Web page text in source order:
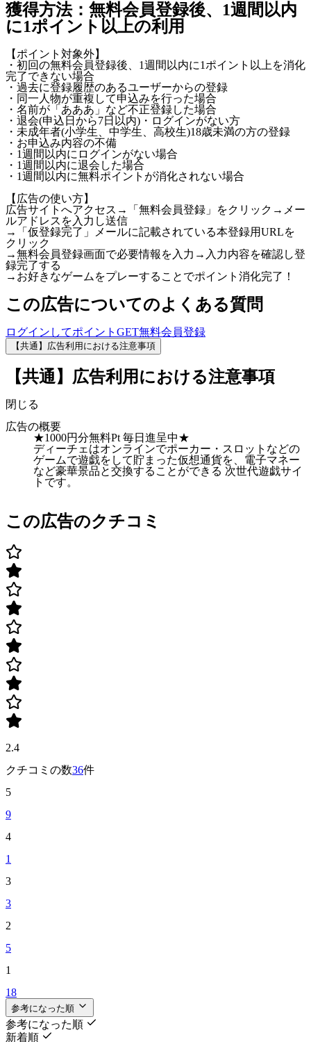
獲得方法：無料会員登録後、1週間以内
に1ポイント以上の利用
【ポイント対象外】
・初回の無料会員登録後、1週間以内に1ポイント以上を消化
完了できない場合
・過去に登録履歴のあるユーザーからの登録
・同一人物が重複して申込みを行った場合
・名前が「あああ」など不正登録した場合
・退会(申込日から7日以内)・ログインがない方
・未成年者(小学生、中学生、高校生)18歳未満の方の登録
・お申込み内容の不備
・1週間以内にログインがない場合
・1週間以内に退会した場合
・1週間以内に無料ポイントが消化されない場合
【広告の使い方】
広告サイトへアクセス→「無料会員登録」をクリック→メー
ルアドレスを入力し送信
→「仮登録完了」メールに記載されている本登録用URLを
クリック
→無料会員登録画面で必要情報を入力→入力内容を確認し登
録完了する
→お好きなゲームをプレーすることでポイント消化完了！
この広告についてのよくある質問
ログインしてポイントGET無料会員登録
【共通】広告利用における注意事項
【共通】広告利用における注意事項
閉じる
広告の概要
★1000円分無料Pt 毎日進呈中★
ディーチェはオンラインでポーカー・スロットなどの
ゲームで遊戯をして貯まった仮想通貨を、電子マネー
など豪華景品と交換することができる 次世代遊戯サイ
トです。
この広告のクチコミ
2.4
クチコミの数36件
5
9
4
1
3
3
2
5
1
18
参考になった順
参考になった順
新着順